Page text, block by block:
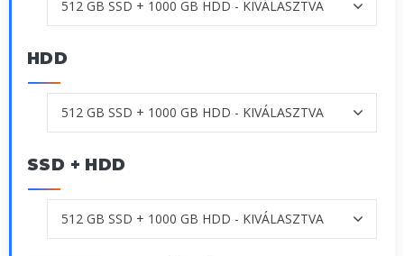
HDD
SSD + HDD